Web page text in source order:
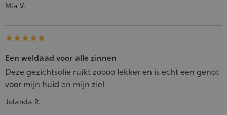
Mia V.
    
Een weldaad voor alle zinnen
Deze gezichtsolie ruikt zoooo lekker en is echt een genot
voor mijn huid en mijn ziel
Jolanda R.